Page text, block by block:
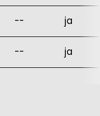
-- ja
-- ja